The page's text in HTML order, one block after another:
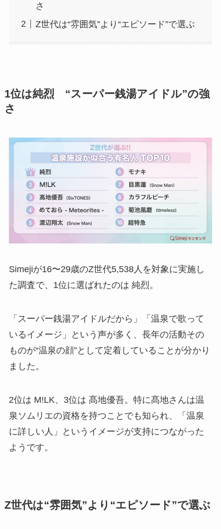
さ
Z世代は“雰囲気”より“エピソード”で選ぶ
1位は純烈 “スーパー銭湯アイドル”の強
さ
Simejiが16〜29歳のZ世代5,538人を対象に実施し
た調査で、1位に選ばれたのは 純烈。
「スーパー銭湯アイドルだから」「温泉で歌って
いるイメージ」という声が多く、長年の活動その
ものが“温泉の顔”として定着していることが分かり
ました。
2位は M!LK、3位は 髙地優吾。特に髙地さんは温
泉ソムリエの資格を持つことでも知られ、「温泉
に詳しい人」というイメージが支持につながった
ようです。
Z世代は“雰囲気”より“エピソード”で選ぶ